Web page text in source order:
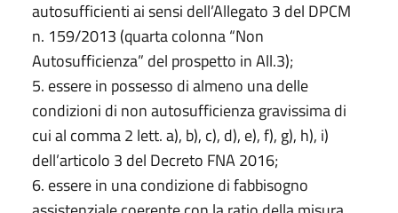
autosufficienti ai sensi dell’Allegato 3 del DPCM
n. 159/2013 (quarta colonna “Non
Autosufficienza” del prospetto in All.3);
5. essere in possesso di almeno una delle
condizioni di non autosufficienza gravissima di
cui al comma 2 lett. a), b), c), d), e), f), g), h), i)
dell’articolo 3 del Decreto FNA 2016;
6. essere in una condizione di fabbisogno